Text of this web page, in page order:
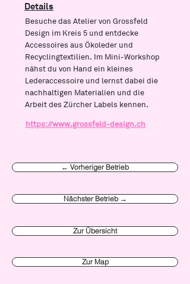
Details
Besuche das Atelier von Grossfeld
Design im Kreis 5 und entdecke
Accessoires aus Ökoleder und
Recyclingtextilien. Im Mini-Workshop
nähst du von Hand ein kleines
Lederaccessoire und lernst dabei die
nachhaltigen Materialien und die
Arbeit des Zürcher Labels kennen.
https://www.grossfeld-design.ch
← Vorheriger Betrieb
Nächster Betrieb →
Zur Übersicht
Zur Map